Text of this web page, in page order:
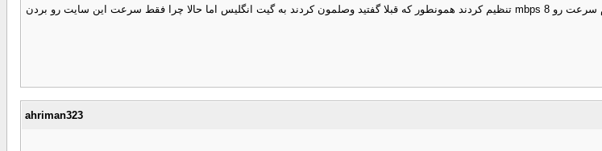
داداش چی کار کردن سرعت انقدر بالاست :n13: من از دو روز پیش تو کانکشن که نگاه کردم متوجه شدم سرعت رو 8 mbps تنظیم کردند همونطور که قبلا گفتید وصلمون کردند به گیت انگلیس اما حالا چرا فقط سرعت این سایت رو بردن
ahriman323